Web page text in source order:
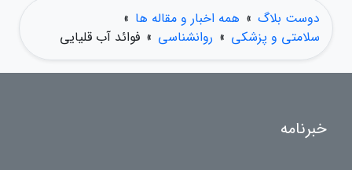
دوست بلاگ » همه اخبار و مقاله ها »
سلامتی و پزشکی » روانشناسی » فوائد آب قلیایی
خبرنامه